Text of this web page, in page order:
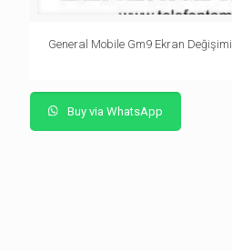
General Mobile Gm9 Ekran Değişimi
Buy via WhatsApp